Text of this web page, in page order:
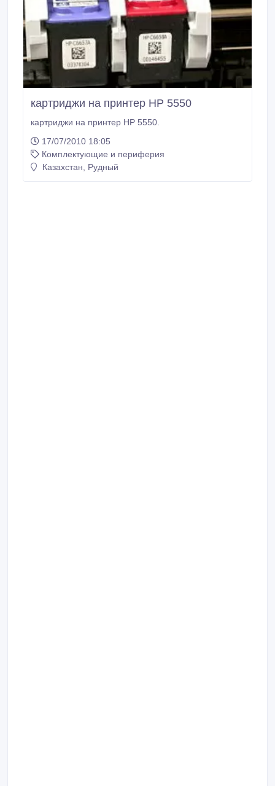
картриджи на принтер НР 5550
картриджи на принтер НР 5550.
17/07/2010 18:05
Комплектующие и периферия
Казахстан, Рудный